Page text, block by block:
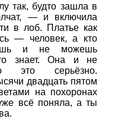
так, будто зашла в
— и включила
в лоб. Платье как
— человек, а кто
и не можешь
знает. Она и не
это серьёзно.
двадцать пятом
на похоронах
всё поняла, а ты